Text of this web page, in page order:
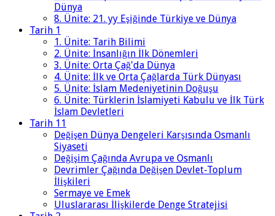
Dünya
8. Ünite: 21. yy Eşiğinde Türkiye ve Dünya
Tarih 1
1. Ünite: Tarih Bilimi
2. Ünite: İnsanlığın İlk Dönemleri
3. Ünite: Orta Çağ'da Dünya
4. Ünite: İlk ve Orta Çağlarda Türk Dünyası
5. Ünite: İslam Medeniyetinin Doğuşu
6. Ünite: Türklerin İslamiyeti Kabulu ve İlk Türk
İslam Devletleri
Tarih 11
Değişen Dünya Dengeleri Karşısında Osmanlı
Siyaseti
Değişim Çağında Avrupa ve Osmanlı
Devrimler Çağında Değişen Devlet-Toplum
İlişkileri
Sermaye ve Emek
Uluslararası İlişkilerde Denge Stratejisi